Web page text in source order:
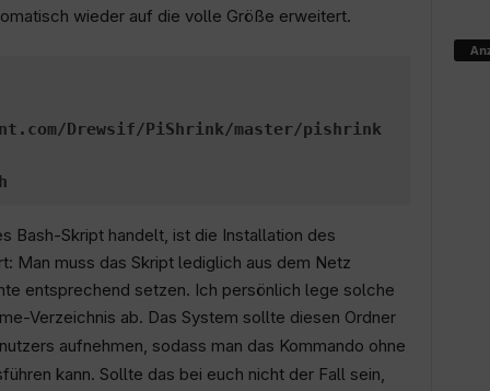
wieder auf die volle Größe erweitert.
Drewsif/PiShrink/master/pishrink
Bash-Skript handelt, ist die Installation des
Man muss das Skript lediglich aus dem Netz
entsprechend setzen. Ich persönlich lege solche
Verzeichnis ab. Das System sollte diesen Ordner
aufnehmen, sodass man das Kommando ohne
kann. Sollte das bei euch nicht der Fall sein,